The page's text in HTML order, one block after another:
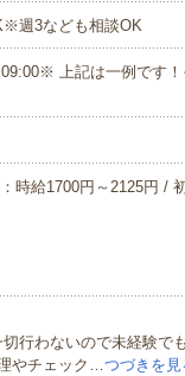
週3なども相談OK
上記は一例です
時給1700円～2125円 /
行わないので未経験で
やチェック…つづきを見